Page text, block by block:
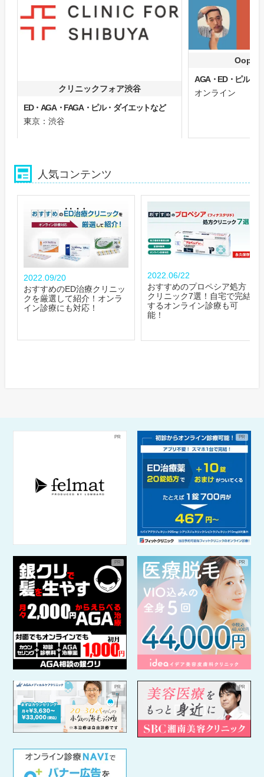
クリニックフォア渋谷
ED・AGA・FAGA・ピル・ダイエットなど
東京：渋谷
Oops
AGA・ED・ピル
オンライン
人気コンテンツ
2022.09/20
おすすめのED治療クリニッ
クを厳選して紹介！オンラ
イン診療にも対応！
2022.06/22
おすすめのプロペシア処方
クリニック7選！自宅で完結
するオンライン診療も可
能！